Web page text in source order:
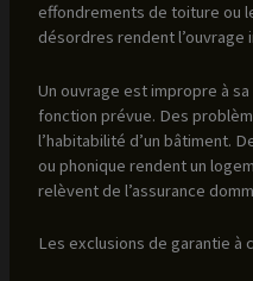
effondrements de toiture ou
désordres rendent l’ouvrage
Un ouvrage est impropre à
fonction prévue. Des
l’habitabilité d’un bâtiment.
ou phonique rendent un
relèvent de l’assurance
Les exclusions de garantie à